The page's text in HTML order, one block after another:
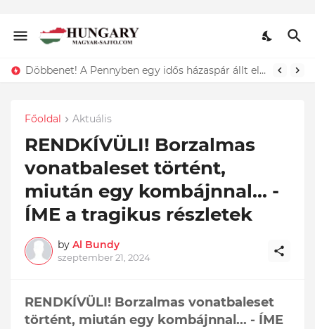
Lefotózták Oláh Ibolyát, amint épp vele csókolózik - EZT nem hiszed el, kinek a karjában kötött ki...ÍME
Főoldal Aktuális
RENDKÍVÜLI! Borzalmas
vonatbaleset történt,
miután egy kombájnnal... -
ÍME a tragikus részletek
by Al Bundy
szeptember 21, 2024
RENDKÍVÜLI! Borzalmas vonatbaleset
történt, miután egy kombájnnal... - ÍME